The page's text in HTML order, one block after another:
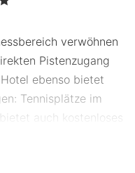
verwöhnen
Pistenzugang
ebenso bietet
Tennisplätze im
auch kostenloses
und ein